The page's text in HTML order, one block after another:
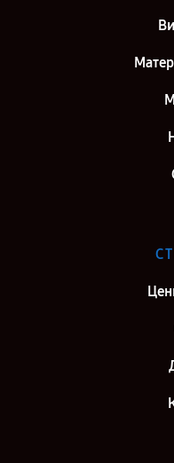
Ремонт видеокарты
Ремонт видеокарты
Ремонт видеокарты